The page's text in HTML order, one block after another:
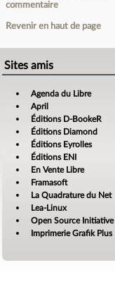
commentaire
Revenir en haut de page
Sites amis
Agenda du Libre
April
Éditions D-BookeR
Éditions Diamond
Éditions Eyrolles
Éditions ENI
En Vente Libre
Framasoft
La Quadrature du Net
Lea-Linux
Open Source Initiative
Imprimerie Grafik Plus